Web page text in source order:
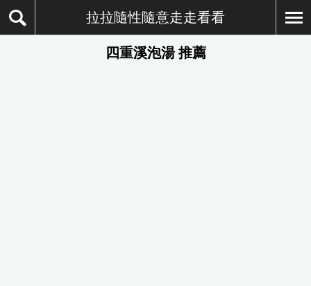
拉拉隨性隨意走走看看
四重溪泡湯 推薦